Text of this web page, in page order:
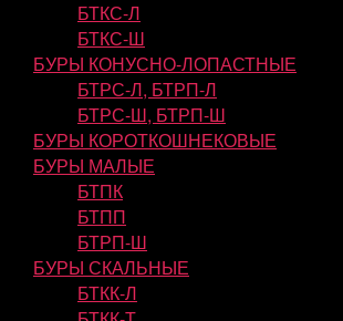
БТКС-Л
БТКС-Ш
БУРЫ КОНУСНО-ЛОПАСТНЫЕ
БТРС-Л, БТРП-Л
БТРС-Ш, БТРП-Ш
БУРЫ КОРОТКОШНЕКОВЫЕ
БУРЫ МАЛЫЕ
БТПК
БТПП
БТРП-Ш
БУРЫ СКАЛЬНЫЕ
БТКК-Л